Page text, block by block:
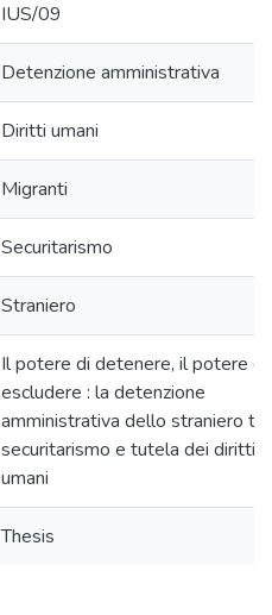
IUS/09
Detenzione amministrativa
Diritti umani
Migranti
Securitarismo
Straniero
Il potere di detenere, il potere di
escludere : la detenzione
amministrativa dello straniero tra
securitarismo e tutela dei diritti
umani
Thesis